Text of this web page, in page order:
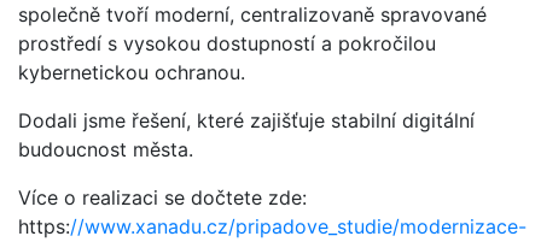
společně tvoří moderní, centralizovaně spravované
prostředí s vysokou dostupností a pokročilou
kybernetickou ochranou.
Dodali jsme řešení, které zajišťuje stabilní digitální
budoucnost města.
Více o realizaci se dočtete zde:
https://www.xanadu.cz/pripadove_studie/modernizace-